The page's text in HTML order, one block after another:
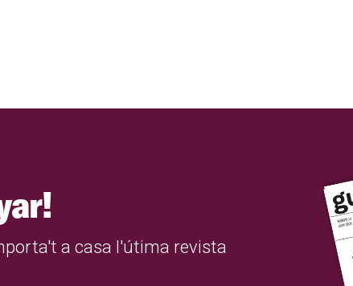
a casa l'útima revista